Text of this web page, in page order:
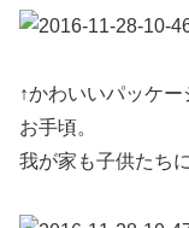
↑かわいいパッケ
お手頃。
我が家も子供たち